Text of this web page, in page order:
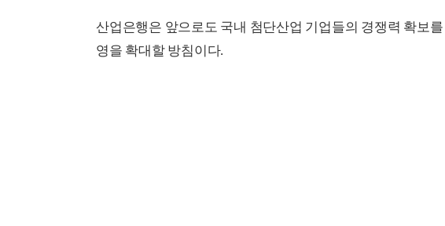
산업은행은 앞으로도 국내 첨단산업 기업들의 경쟁력 확보
영을 확대할 방침이다.